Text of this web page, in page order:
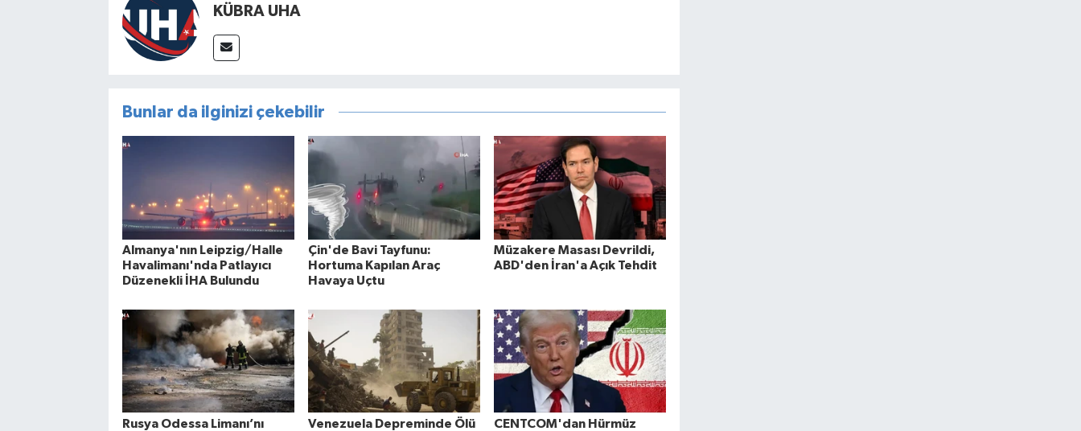
KÜBRA UHA
Bunlar da ilginizi çekebilir
Almanya'nın Leipzig/Halle
Havalimanı'nda Patlayıcı
Düzenekli İHA Bulundu
Çin'de Bavi Tayfunu:
Hortuma Kapılan Araç
Havaya Uçtu
Müzakere Masası Devrildi,
ABD'den İran'a Açık Tehdit
Rusya Odessa Limanı’nı
Venezuela Depreminde Ölü
CENTCOM'dan Hürmüz